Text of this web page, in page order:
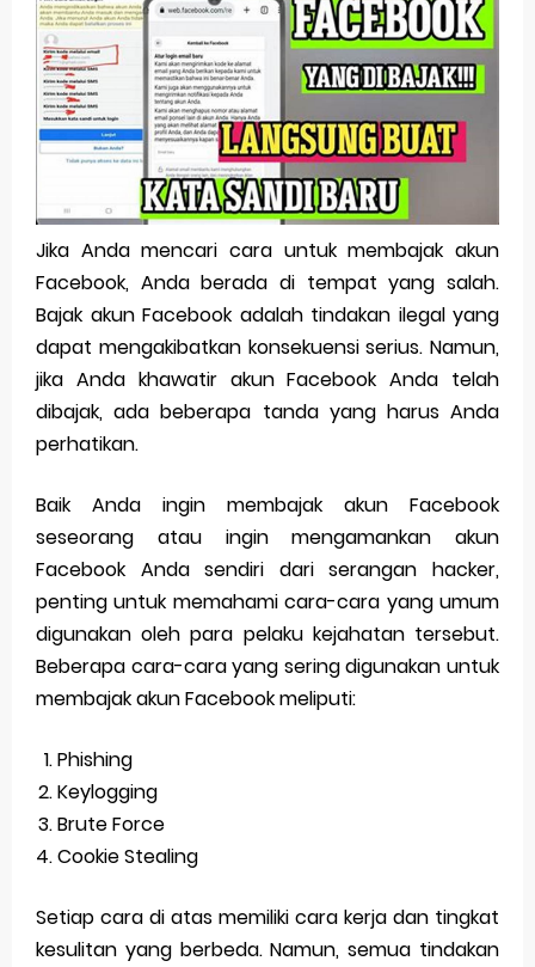
Pp Wa Couple Pasangan: Cara Terbaik Untuk Menjaga Hubungan
Cara Mengecek Windows Ori
Simpan Profil Ig Dengan Mudah
Aplikasi Togel Android: Solusi Praktis Untuk Pecinta Togel
Siap Video Call, tapi Download Aplikasinya Dulu, Abangku
Saturday, 8 August
Jika Anda mencari cara untuk membajak akun
Facebook, Anda berada di tempat yang salah.
Bajak akun Facebook adalah tindakan ilegal yang
dapat mengakibatkan konsekuensi serius. Namun,
jika Anda khawatir akun Facebook Anda telah
dibajak, ada beberapa tanda yang harus Anda
perhatikan.
Baik Anda ingin membajak akun Facebook
seseorang atau ingin mengamankan akun
Facebook Anda sendiri dari serangan hacker,
penting untuk memahami cara-cara yang umum
digunakan oleh para pelaku kejahatan tersebut.
Beberapa cara-cara yang sering digunakan untuk
membajak akun Facebook meliputi:
Phishing
Keylogging
Brute Force
Cookie Stealing
Setiap cara di atas memiliki cara kerja dan tingkat
kesulitan yang berbeda. Namun, semua tindakan